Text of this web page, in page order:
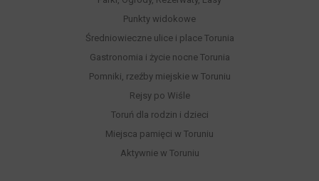
Punkty widokowe
Średniowieczne ulice i place Torunia
Gastronomia i życie nocne Torunia
Pomniki, rzeźby miejskie w Toruniu
Rejsy po Wiśle
Toruń dla rodzin i dzieci
Miejsca pamięci w Toruniu
Aktywnie w Toruniu